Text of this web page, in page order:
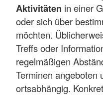
Aktivitäten in einer
oder sich über
möchten.
Treffs oder
regelmäßigen
Terminen angeboten
ortsabhängig.